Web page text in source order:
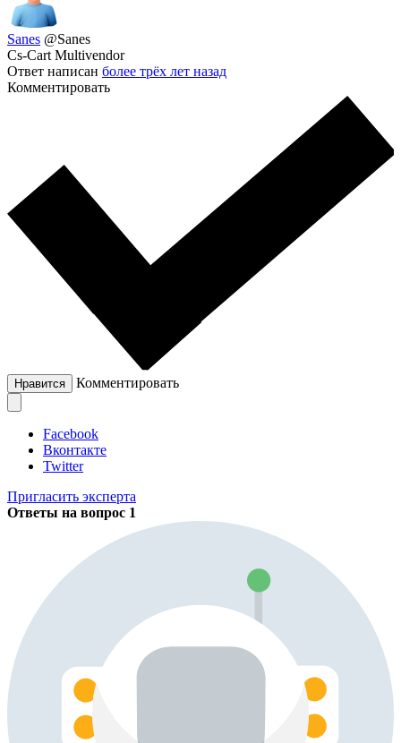
Sanes @Sanes
Cs-Cart Multivendor
Ответ написан более трёх лет назад
Комментировать
Нравится Комментировать
Facebook
Вконтакте
Twitter
Пригласить эксперта
Ответы на вопрос 1